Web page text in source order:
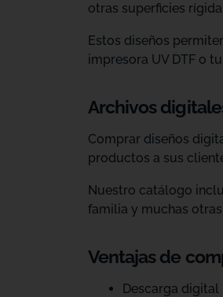
otras superficies
Estos diseños
impresora UV DTF o
Archivos
Comprar diseños
productos a sus
Nuestro catálogo
familia y muchas otras
Ventajas de
Descarga